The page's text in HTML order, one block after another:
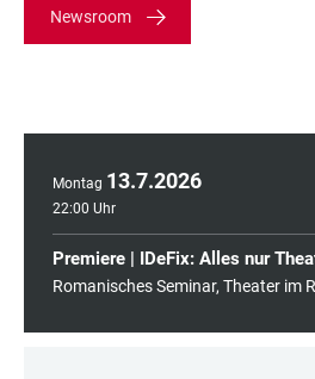
Newsroom
Montag 13.7.2026
22:00 Uhr
Premiere | IDeFix: Alles nur
Romanisches Seminar, Theater im